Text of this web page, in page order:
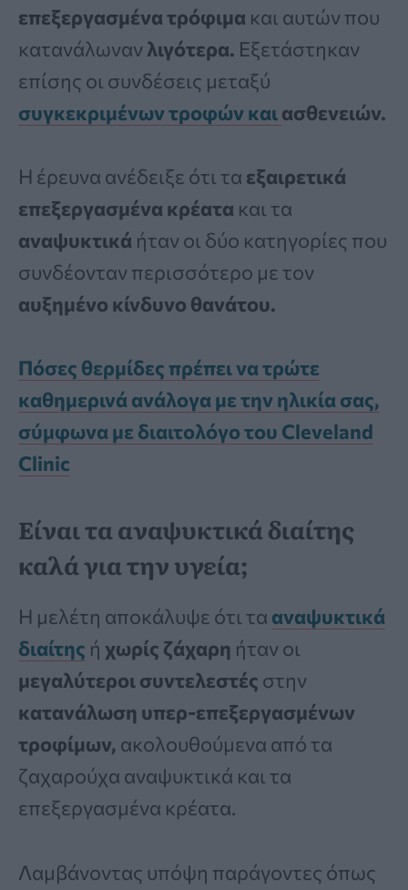
επεξεργασμένα τρόφιμα και αυτών που
κατανάλωναν λιγότερα. Εξετάστηκαν
επίσης οι συνδέσεις μεταξύ
συγκεκριμένωντροφώνκαιασθενειών.
Η έρευνα ανέδειξε ότι τα εξαιρετικά
επεξεργασμένα κρέατα και τα
αναψυκτικά ήταν οι δύο κατηγορίες που
συνδέονταν περισσότερο με τον
αυξημένο κίνδυνο θανάτου.
Πόσες θερμίδες πρέπει να τρώτε
καθημερινά ανάλογα με την ηλικία σας,
σύμφωνα με διαιτολόγο του Cleveland
Clinic
Είναι τα αναψυκτικά διαίτης
καλά για την υγεία;
Η μελέτη αποκάλυψε ότι τα αναψυκτικά
διαίτης ή χωρίς ζάχαρη ήταν οι
μεγαλύτεροι συντελεστές στην
κατανάλωση υπερ-επεξεργασμένων
τροφίμων, ακολουθούμενα από τα
ζαχαρούχα αναψυκτικά και τα
επεξεργασμένα κρέατα.
Λαμβάνοντας υπόψη παράγοντες όπως